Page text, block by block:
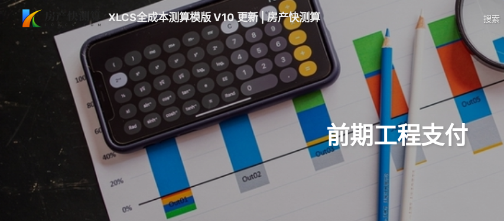
XLCS全成本测算模版 V10 更新 | 房产快测算 搜索
前期工程支付